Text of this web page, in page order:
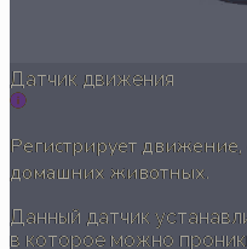
Датчик движения
Регистрирует
домашних животных.
Данный датчик
в которое можно